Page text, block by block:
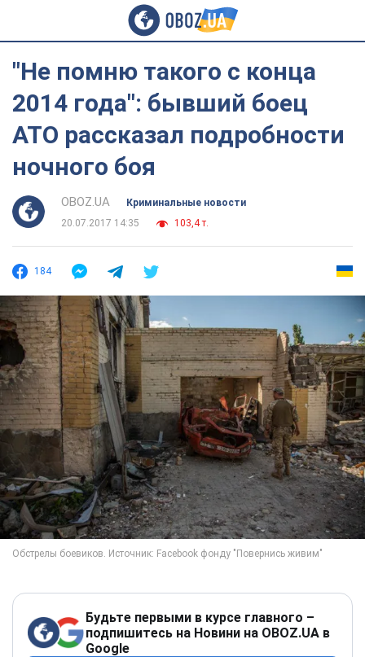
"Не помню такого с конца
2014 года": бывший боец
АТО рассказал подробности
ночного боя
OBOZ.UA
Криминальные новости
20.07.2017 14:35
103,4 т.
184
Будьте первыми в курсе главного –
подпишитесь на Новини на OBOZ.UA в
Google